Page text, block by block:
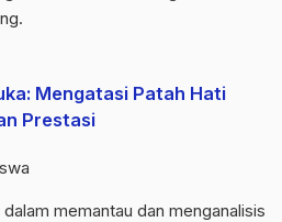
Mengatasi Patah Hati
Prestasi
memantau dan menganalisis